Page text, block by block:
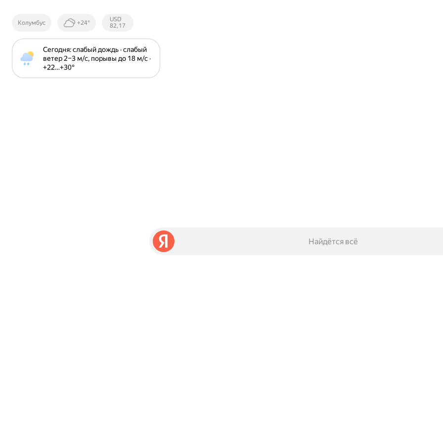
Колумбус +24°
Курсы ЦБ
РФ
USD
82,17
Сегодня: слабый дождь · слабый
ветер 2⁠–⁠3 м⁠/⁠с, порывы до 18 м⁠/⁠с ·
+22⁠…⁠+30⁠°